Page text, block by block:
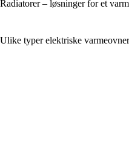
Radiatorer – løsninger for et
Ulike typer elektriske